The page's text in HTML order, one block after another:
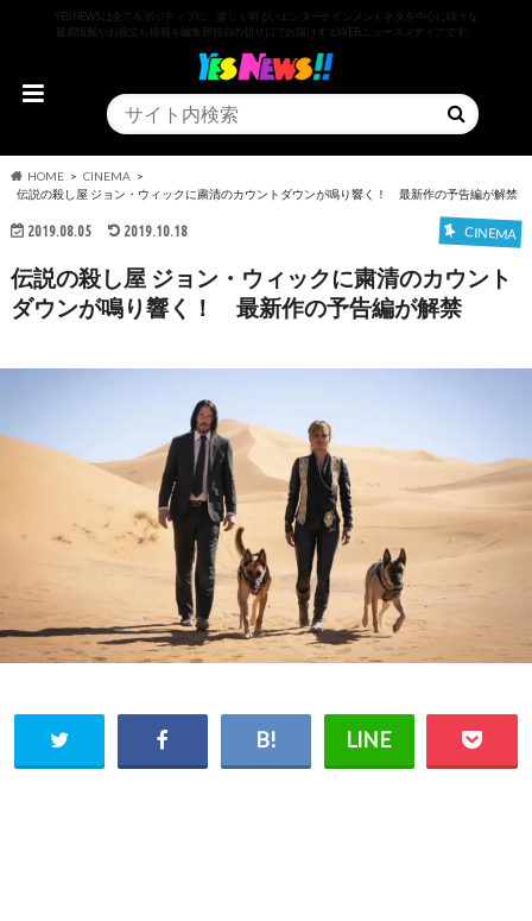
YESNEWSは全てをポジティブに、楽しく明るいエンターテインメントネタを中心に様々な
最新情報やお役立ち情報を編集部独自の切り口でお届けするWEBニュースメディアです。
HOME
CINEMA
伝説の殺し屋 ジョン・ウィックに粛清のカウントダウンが鳴り響く！ 最新作の予告編が解禁
2019.08.05 2019.10.18 CINEMA
伝説の殺し屋 ジョン・ウィックに粛清のカウント
ダウンが鳴り響く！ 最新作の予告編が解禁